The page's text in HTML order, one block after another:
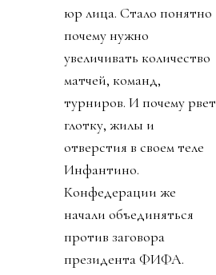
юр лица. Стало понятно
почему нужно
увеличивать количество
матчей, команд,
турниров. И почему рвет
глотку, жилы и
отверстия в своем теле
Инфантино.
Конфедерации же
начали объединяться
против заговора
президента ФИФА.